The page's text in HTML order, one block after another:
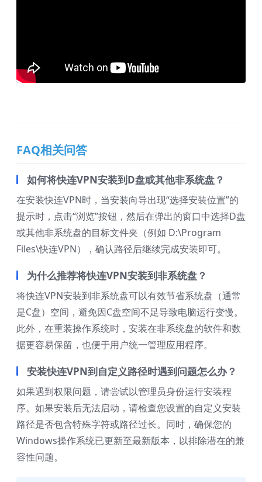
FAQ相关问答
如何将快连VPN安装到D盘或其他非系统盘？
在安装快连VPN时，当安装向导出现“选择安装位置”的
提示时，点击“浏览”按钮，然后在弹出的窗口中选择D盘
或其他非系统盘的目标文件夹（例如 D:\Program
Files\快连VPN），确认路径后继续完成安装即可。
为什么推荐将快连VPN安装到非系统盘？
将快连VPN安装到非系统盘可以有效节省系统盘（通常
是C盘）空间，避免因C盘空间不足导致电脑运行变慢。
此外，在重装操作系统时，安装在非系统盘的软件和数
据更容易保留，也便于用户统一管理应用程序。
安装快连VPN到自定义路径时遇到问题怎么办？
如果遇到权限问题，请尝试以管理员身份运行安装程
序。如果安装后无法启动，请检查您设置的自定义安装
路径是否包含特殊字符或路径过长。同时，确保您的
Windows操作系统已更新至最新版本，以排除潜在的兼
容性问题。